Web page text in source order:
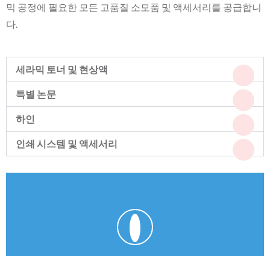
믹 공정에 필요한 모든 고품질 소모품 및 액세서리를 공급합니
다.
세라믹 토너 및 현상액
특별 논문
하인
인쇄 시스템 및 액세서리